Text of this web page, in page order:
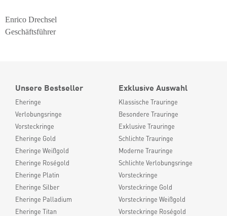
Enrico Drechsel
Geschäftsführer
Unsere Bestseller
Eheringe
Verlobungsringe
Vorsteckringe
Eheringe Gold
Eheringe Weißgold
Eheringe Roségold
Eheringe Platin
Eheringe Silber
Eheringe Palladium
Eheringe Titan
Exklusive Auswahl
Klassische Trauringe
Besondere Trauringe
Exklusive Trauringe
Schlichte Trauringe
Moderne Trauringe
Schlichte Verlobungsringe
Vorsteckringe
Vorsteckringe Gold
Vorsteckringe Weißgold
Vorsteckringe Roségold